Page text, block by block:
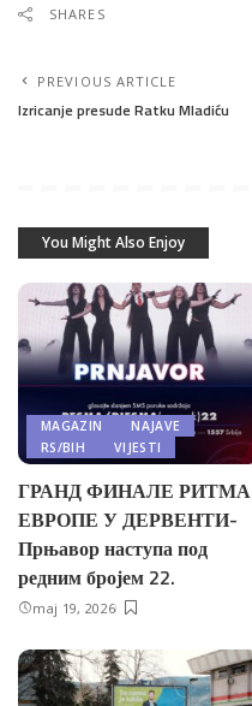
SHARES
PREVIOUS ARTICLE
Izricanje presude Ratku Mladiću
You Might Also Enjoy
MAGAZIN
NAJAVE
RS/BIH
VIJESTI
ГРАНД ФИНАЛЕ РИТМА
ЕВРОПЕ У ДЕРВЕНТИ-
Прњавор наступа под
редним бројем 22.
maj 19, 2026